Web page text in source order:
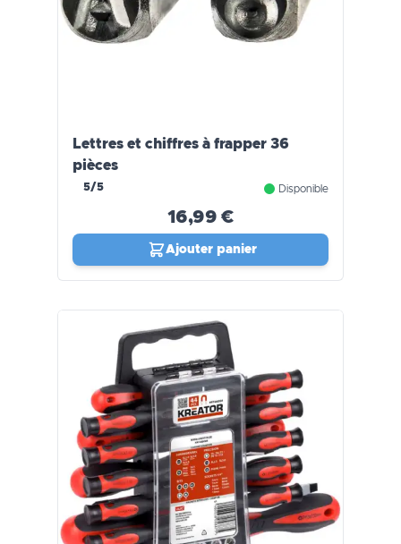
Lettres et chiffres à frapper 36
pièces
5/5 Disponible
16,99 €
Ajouter panier